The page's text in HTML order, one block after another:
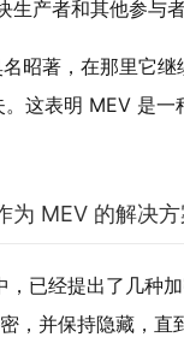
生产者和其他参与
昭著，在那里它
。这表明 MEV 是一
为 MEV 的解决方
已经提出了几种
，并保持隐藏，